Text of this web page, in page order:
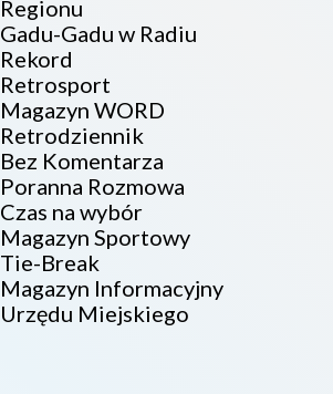
Regionu
Gadu-Gadu w Radiu
Rekord
Retrosport
Magazyn WORD
Retrodziennik
Bez Komentarza
Poranna Rozmowa
Czas na wybór
Magazyn Sportowy
Tie-Break
Magazyn Informacyjny
Urzędu Miejskiego